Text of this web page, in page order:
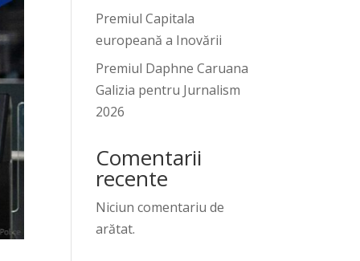
Premiul Capitala
europeană a Inovării
Premiul Daphne Caruana
Galizia pentru Jurnalism
2026
Comentarii
recente
Niciun comentariu de
arătat.